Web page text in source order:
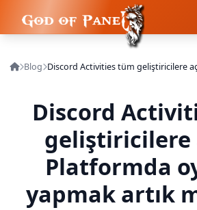
Blog
Discord
geliştiricilere
Platformda
yapmak artık